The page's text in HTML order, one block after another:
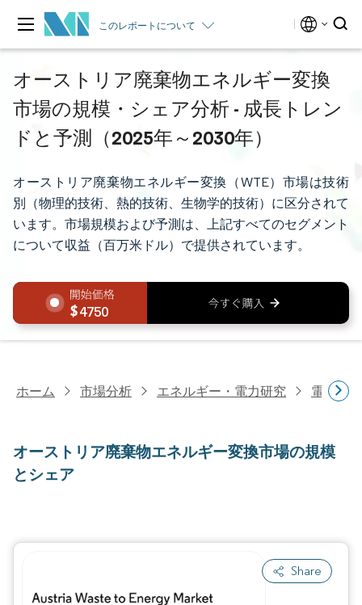
このレポートについて
オーストリア廃棄物エネルギー変換
市場の規模・シェア分析 - 成長トレン
ドと予測（2025年～2030年）
オーストリア廃棄物エネルギー変換（WTE）市場は技術
別（物理的技術、熱的技術、生物学的技術）に区分されて
います。市場規模および予測は、上記すべてのセグメント
について収益（百万米ドル）で提供されています。
4750
ホーム 市場分析 エネルギー・電力研究 電力研究
オーストリア廃棄物エネルギー変換市場の規模
とシェア
Share